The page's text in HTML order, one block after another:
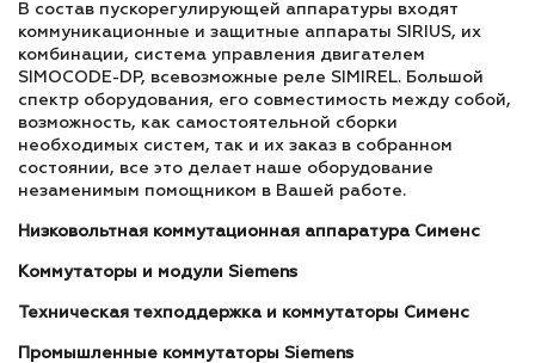
В состав пускорегулирующей аппаратуры входят
коммуникационные и защитные аппараты SIRIUS, их
комбинации, система управления двигателем
SIMOCODE-DP, всевозможные реле SIMIREL. Большой
спектр оборудования, его совместимость между собой,
возможность, как самостоятельной сборки
необходимых систем, так и их заказ в собранном
состоянии, все это делает наше оборудование
незаменимым помощником в Вашей работе.
Низковольтная коммутационная аппаратура Сименс
Коммутаторы и модули Siemens
Техническая техподдержка и коммутаторы Сименс
Промышленные коммутаторы Siemens